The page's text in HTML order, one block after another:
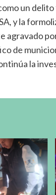
un
y la
agravado
de
la